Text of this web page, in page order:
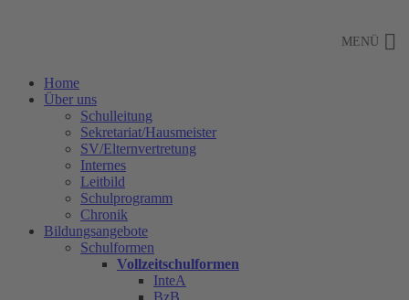
MENÜ
Home
Über uns
Schulleitung
Sekretariat/Hausmeister
SV/Elternvertretung
Internes
Leitbild
Schulprogramm
Chronik
Bildungsangebote
Schulformen
Vollzeitschulformen
InteA
BzB